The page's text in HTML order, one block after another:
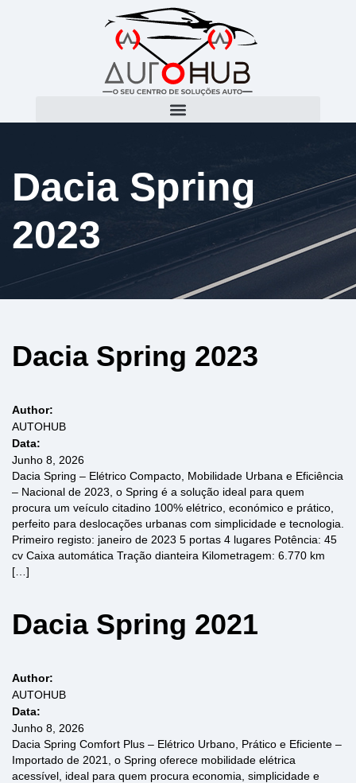
Dacia Spring
2023
Dacia Spring 2023
Author:
AUTOHUB
Data:
Junho 8, 2026
Dacia Spring – Elétrico Compacto, Mobilidade Urbana e Eficiência
– Nacional de 2023, o Spring é a solução ideal para quem
procura um veículo citadino 100% elétrico, económico e prático,
perfeito para deslocações urbanas com simplicidade e tecnologia.
Primeiro registo: janeiro de 2023 5 portas 4 lugares Potência: 45
cv Caixa automática Tração dianteira Kilometragem: 6.770 km
[…]
Dacia Spring 2021
Author:
AUTOHUB
Data:
Junho 8, 2026
Dacia Spring Comfort Plus – Elétrico Urbano, Prático e Eficiente –
Importado de 2021, o Spring oferece mobilidade elétrica
acessível, ideal para quem procura economia, simplicidade e